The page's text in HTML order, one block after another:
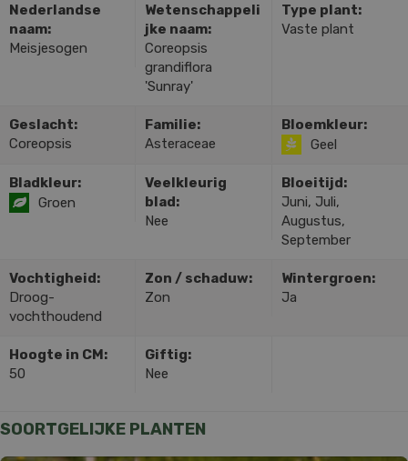
Nederlandse
naam:
Meisjesogen
Wetenschappeli
jke naam:
Coreopsis
grandiflora
'Sunray'
Type plant:
Vaste plant
Geslacht:
Coreopsis
Familie:
Asteraceae
Bloemkleur:
Geel
Bladkleur:
Groen
Veelkleurig
blad:
Nee
Bloeitijd:
Juni, Juli,
Augustus,
September
Vochtigheid:
Droog-
vochthoudend
Zon / schaduw:
Zon
Wintergroen:
Ja
Hoogte in CM:
50
Giftig:
Nee
SOORTGELIJKE PLANTEN